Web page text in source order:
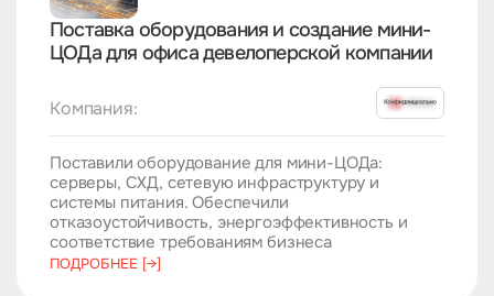
Поставка оборудования и создание мини-
ЦОДа для офиса девелоперской компании
Компания:
ПОДРОБНЕЕ [→]
Поставили оборудование для мини-ЦОДа:
серверы, СХД, сетевую инфраструктуру и
системы питания. Обеспечили
отказоустойчивость, энергоэффективность и
соответствие требованиям бизнеса